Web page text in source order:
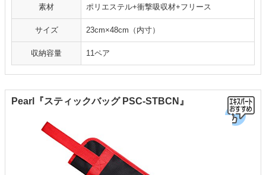
素材 ポリエステル+衝撃吸収材+フリース
サイズ 23cm×48cm（内寸）
収納容量 11ペア
Pearl『スティックバッグ PSC-STBCN』